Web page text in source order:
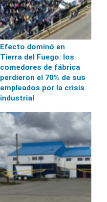
Efecto dominó en
Tierra del Fuego: los
comedores de fábrica
perdieron el 70% de sus
empleados por la crisis
industrial